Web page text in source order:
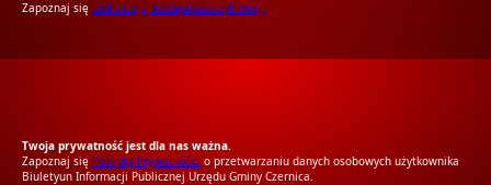
Zapoznaj się Deklaracją dostępności cyfrowej.
Twoja prywatność jest dla nas ważna.
Zapoznaj się Polityką Prywatności o przetwarzaniu danych osobowych użytkownika
Biuletyun Informacji Publicznej Urzędu Gminy Czernica.